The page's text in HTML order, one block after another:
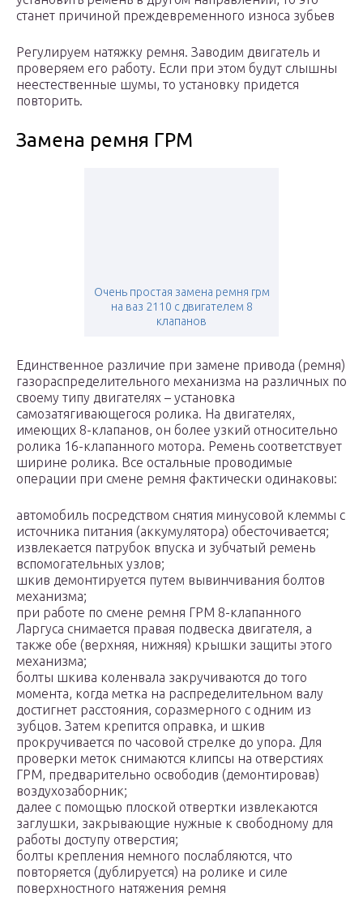
станет причиной преждевременного износа зубьев
Регулируем натяжку ремня. Заводим двигатель и
проверяем его работу. Если при этом будут слышны
неестественные шумы, то установку придется
повторить.
Замена ремня ГРМ
Очень простая замена ремня грм
на ваз 2110 с двигателем 8
клапанов
Единственное различие при замене привода (ремня)
газораспределительного механизма на различных по
своему типу двигателях – установка
самозатягивающегося ролика. На двигателях,
имеющих 8-клапанов, он более узкий относительно
ролика 16-клапанного мотора. Ремень соответствует
ширине ролика. Все остальные проводимые
операции при смене ремня фактически одинаковы:
автомобиль посредством снятия минусовой клеммы с
источника питания (аккумулятора) обесточивается;
извлекается патрубок впуска и зубчатый ремень
вспомогательных узлов;
шкив демонтируется путем вывинчивания болтов
механизма;
при работе по смене ремня ГРМ 8-клапанного
Ларгуса снимается правая подвеска двигателя, а
также обе (верхняя, нижняя) крышки защиты этого
механизма;
болты шкива коленвала закручиваются до того
момента, когда метка на распределительном валу
достигнет расстояния, соразмерного с одним из
зубцов. Затем крепится оправка, и шкив
прокручивается по часовой стрелке до упора. Для
проверки меток снимаются клипсы на отверстиях
ГРМ, предварительно освободив (демонтировав)
воздухозаборник;
далее с помощью плоской отвертки извлекаются
заглушки, закрывающие нужные к свободному для
работы доступу отверстия;
болты крепления немного послабляются, что
повторяется (дублируется) на ролике и силе
поверхностного натяжения ремня